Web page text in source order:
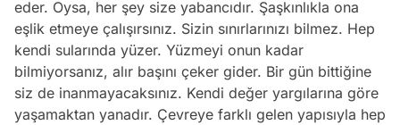
eder. Oysa, her şey size yabancıdır. Şaşkınlıkla ona
eşlik etmeye çalışırsınız. Sizin sınırlarınızı bilmez. Hep
kendi sularında yüzer. Yüzmeyi onun kadar
bilmiyorsanız, alır başını çeker gider. Bir gün bittiğine
siz de inanmayacaksınız. Kendi değer yargılarına göre
yaşamaktan yanadır. Çevreye farklı gelen yapısıyla hep